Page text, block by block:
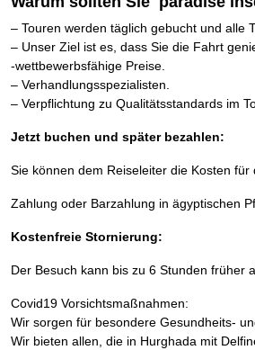
– Touren werden täglich gebucht und alle
– Unser Ziel ist es, dass Sie die Fahrt
-wettbewerbsfähige Preise.
– Verhandlungsspezialisten.
– Verpflichtung zu Qualitätsstandards im
Jetzt buchen und später bezahlen:
Sie können dem Reiseleiter die Kosten
Zahlung oder Barzahlung in ägyptischen
Kostenfreie Stornierung:
Der Besuch kann bis zu 6 Stunden früher
Covid19 Vorsichtsmaßnahmen:
Wir sorgen für besondere Gesundheits-
Wir bieten allen, die in Hurghada mit